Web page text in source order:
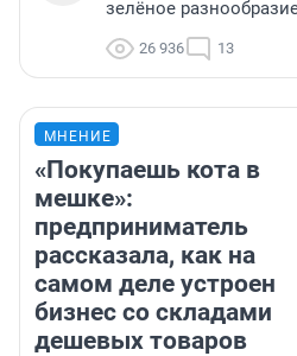
зелёное
26 936 13
МНЕНИЕ
«Покупаешь кота в
мешке»:
предприниматель
рассказала, как на
самом деле устроен
бизнес со складами
дешевых товаров